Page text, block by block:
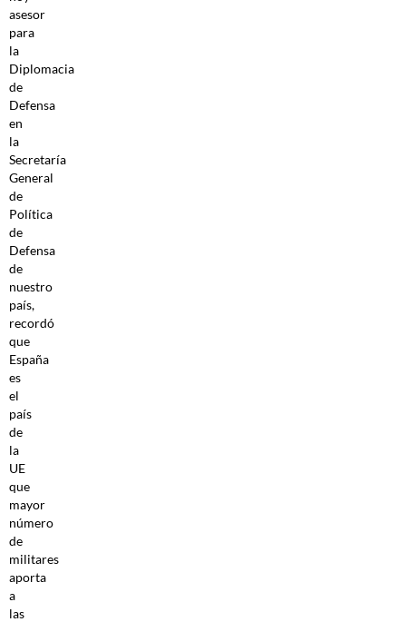
asesor
para
la
Diplomacia
de
Defensa
en
la
Secretaría
General
de
Política
de
Defensa
de
nuestro
país,
recordó
que
España
es
el
país
de
la
UE
que
mayor
número
de
militares
aporta
a
las